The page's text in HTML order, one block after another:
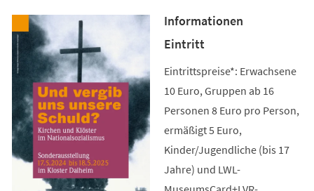
Informationen
Eintritt
Eintrittspreise*: Erwachsene
10 Euro, Gruppen ab 16
Personen 8 Euro pro Person,
ermäßigt 5 Euro,
Kinder/Jugendliche (bis 17
Jahre) und LWL-